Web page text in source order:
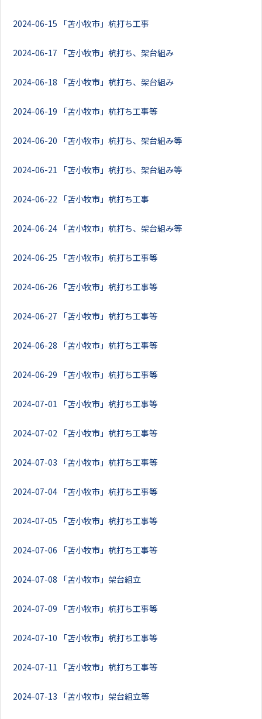
2024-06-15 「苫小牧市」杭打ち工事
2024-06-17 「苫小牧市」杭打ち、架台組み
2024-06-18 「苫小牧市」杭打ち、架台組み
2024-06-19 「苫小牧市」杭打ち工事等
2024-06-20 「苫小牧市」杭打ち、架台組み等
2024-06-21 「苫小牧市」杭打ち、架台組み等
2024-06-22 「苫小牧市」杭打ち工事
2024-06-24 「苫小牧市」杭打ち、架台組み等
2024-06-25 「苫小牧市」杭打ち工事等
2024-06-26 「苫小牧市」杭打ち工事等
2024-06-27 「苫小牧市」杭打ち工事等
2024-06-28 「苫小牧市」杭打ち工事等
2024-06-29 「苫小牧市」杭打ち工事等
2024-07-01 「苫小牧市」杭打ち工事等
2024-07-02 「苫小牧市」杭打ち工事等
2024-07-03 「苫小牧市」杭打ち工事等
2024-07-04 「苫小牧市」杭打ち工事等
2024-07-05 「苫小牧市」杭打ち工事等
2024-07-06 「苫小牧市」杭打ち工事等
2024-07-08 「苫小牧市」架台組立
2024-07-09 「苫小牧市」杭打ち工事等
2024-07-10 「苫小牧市」杭打ち工事等
2024-07-11 「苫小牧市」杭打ち工事等
2024-07-13 「苫小牧市」架台組立等